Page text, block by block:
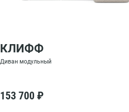
КЛИФФ
Диван модульный
153 700 ₽